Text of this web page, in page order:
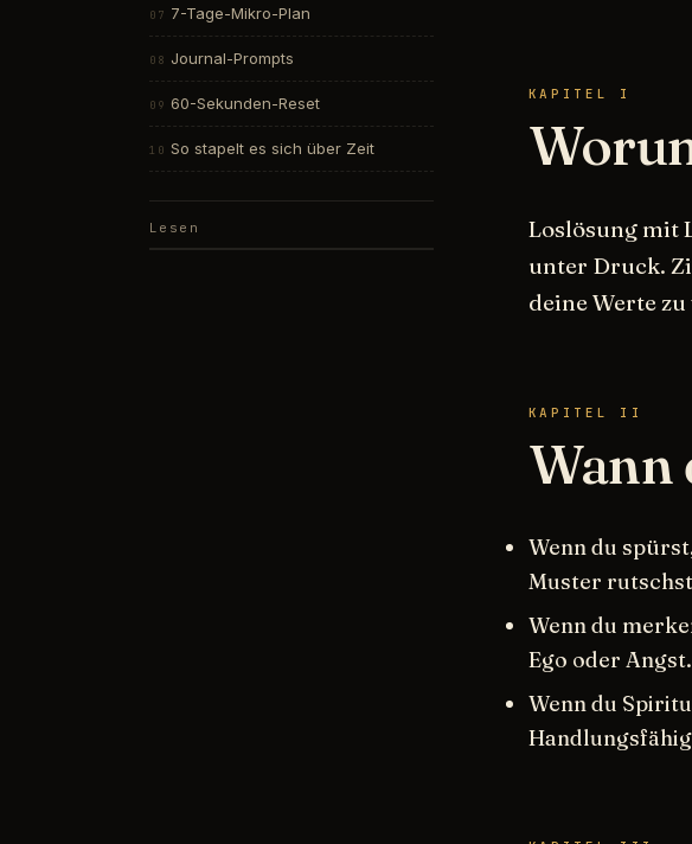
7-Tage-Mikro-Plan
Journal-Prompts
60-Sekunden-Reset
So stapelt es sich über Zeit
Lesen
KAPITEL I
Loslösung mit
unter Druck.
deine Werte
KAPITEL II
Wann
Wenn du
Muster
Wenn du
Ego oder Angst.
Wenn du